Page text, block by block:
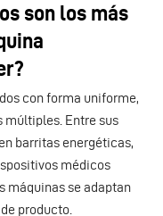
son los más
con forma uniforme,
múltiples. Entre sus
barritas energéticas,
médicos
máquinas se adaptan
producto.